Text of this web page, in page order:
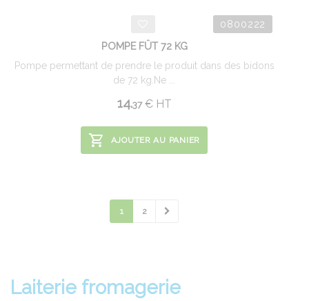
0800222
POMPE FÛT 72 KG
Pompe permettant de prendre le produit dans des bidons
de 72 kg.Ne ...
14.37 €HT
AJOUTER AU PANIER
1 2
Laiterie fromagerie